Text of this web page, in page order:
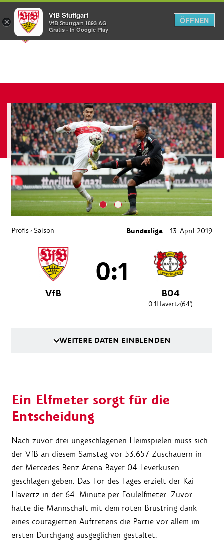
Menü
Profis › Saison Bundesliga 13. April 2019
VfB
0:1
B04
0:1Havertz(64')
WEITERE DATEN EINBLENDEN
Ein Elfmeter sorgt für die
Entscheidung
Nach zuvor drei ungeschlagenen Heimspielen muss sich
der VfB an diesem Samstag vor 53.657 Zuschauern in
der Mercedes-Benz Arena Bayer 04 Leverkusen
geschlagen geben. Das Tor des Tages erzielt der Kai
Havertz in der 64. Minute per Foulelfmeter. Zuvor
hatte die Mannschaft mit dem roten Brustring dank
eines couragierten Auftretens die Partie vor allem im
ersten Durchgang ausgeglichen gestaltet.
×
VfB Stuttgart
VfB Stuttgart 1893 AG
Gratis - In Google Play
ÖFFNEN